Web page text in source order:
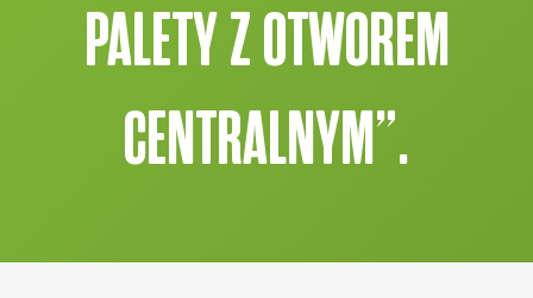
PALETY Z OTWOREM
CENTRALNYM”.